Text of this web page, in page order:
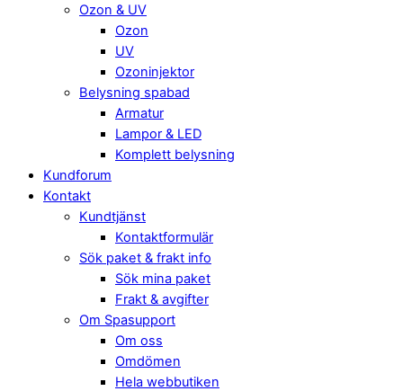
Ozon & UV
Ozon
UV
Ozoninjektor
Belysning spabad
Armatur
Lampor & LED
Komplett belysning
Kundforum
Kontakt
Kundtjänst
Kontaktformulär
Sök paket & frakt info
Sök mina paket
Frakt & avgifter
Om Spasupport
Om oss
Omdömen
Hela webbutiken